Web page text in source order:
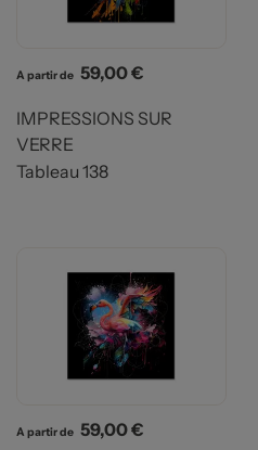
A partir de Prix
59,00 €
IMPRESSIONS SUR
VERRE
Tableau 138
A partir de Prix
59,00 €